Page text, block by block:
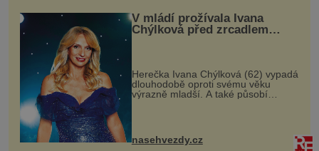
V mládí prožívala Ivana
Chýlková před zrcadlem
Herečka Ivana Chýlková (62) vypadá
dlouhodobě oproti svému věku
výrazně mladší. A také působí
řadu l
nasehvezdy.cz